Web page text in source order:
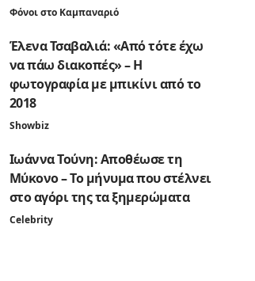
Φόνοι στο Καμπαναριό
Έλενα Τσαβαλιά: «Από τότε έχω
να πάω διακοπές» – Η
φωτογραφία με μπικίνι από το
2018
Showbiz
Ιωάννα Τούνη: Αποθέωσε τη
Μύκονο – Το μήνυμα που στέλνει
στο αγόρι της τα ξημερώματα
Celebrity